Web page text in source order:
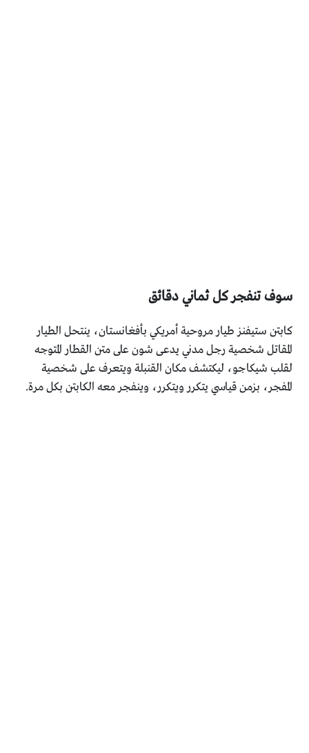
سوف تنفجر كل ثماني دقائق
كابتن ستيفنز طيار مروحية أمريكي بأفغانستان، ينتحل الطيار
المقاتل شخصية رجل مدني يدعى شون على متن القطار المتوجه
لقلب شيكاجو، ليكتشف مكان القنبلة ويتعرف على شخصية
المفجر، بزمن قياسي يتكرر ويتكرر، وينفجر معه الكابتن بكل مرة.